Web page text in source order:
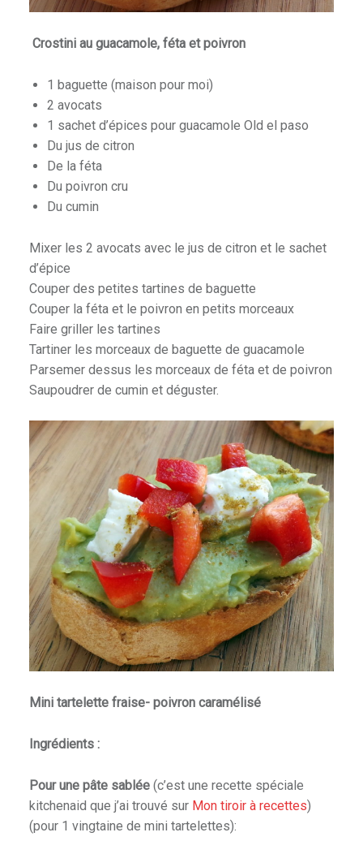
Crostini au guacamole, féta et poivron
1 baguette (maison pour moi)
2 avocats
1 sachet d’épices pour guacamole Old el paso
Du jus de citron
De la féta
Du poivron cru
Du cumin
Mixer les 2 avocats avec le jus de citron et le sachet
d’épice
Couper des petites tartines de baguette
Couper la féta et le poivron en petits morceaux
Faire griller les tartines
Tartiner les morceaux de baguette de guacamole
Parsemer dessus les morceaux de féta et de poivron
Saupoudrer de cumin et déguster.
Mini tartelette fraise- poivron caramélisé
Ingrédients :
Pour une pâte sablée(c’est une recette spéciale
kitchenaid que j’ai trouvé sur Mon tiroir à recettes)
(pour 1 vingtaine de mini tartelettes):